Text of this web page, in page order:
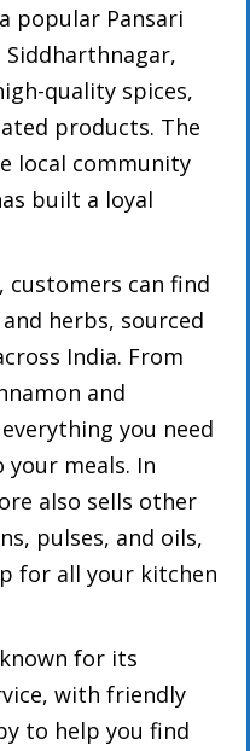
popular Pansari
quality spices,
products. The
local community
built a loyal
customers can find
herbs, sourced
India. From
and
you need
meals. In
also sells other
pulses, and oils,
for all your kitchen
for its
with friendly
to help you find